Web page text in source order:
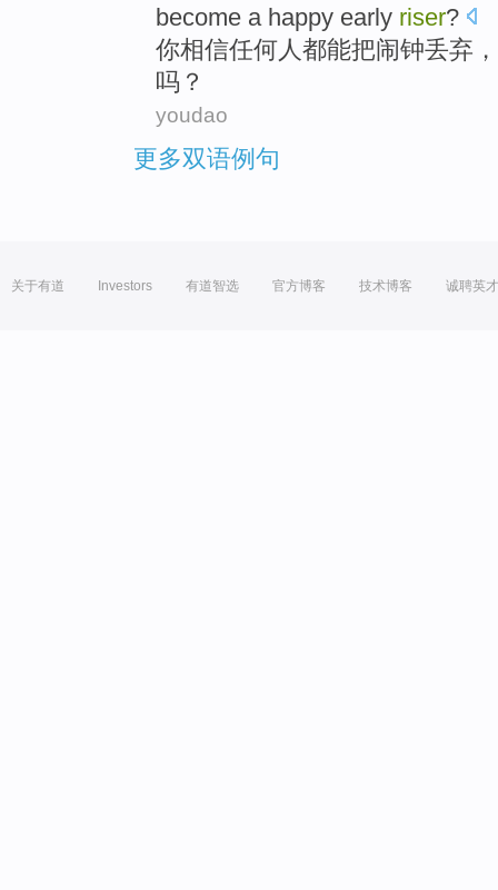
become a happy early riser?
你相信任何人都能把闹钟丢弃 ，
吗？
youdao
更多双语例句
关于有道 Investors 有道智选 官方博客 技术博客 诚聘英才